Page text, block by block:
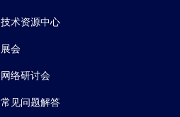
技术资源中心
展会
网络研讨会
常见问题解答